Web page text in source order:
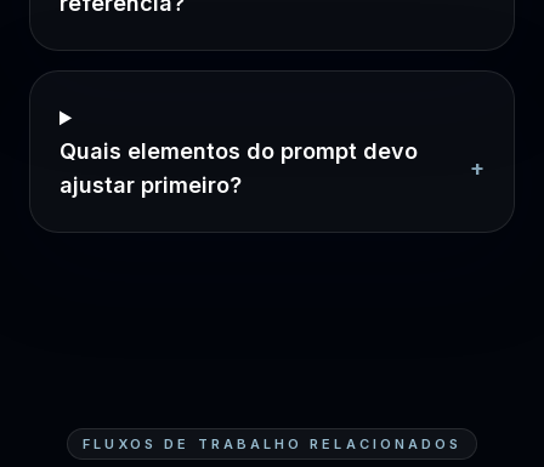
Quais elementos do prompt devo
ajustar primeiro?
+
FLUXOS DE TRABALHO RELACIONADOS